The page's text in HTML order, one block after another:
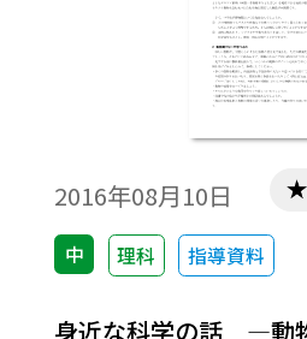
2016年08月10日
中 理科 指導資料
身近な科学の話 ―動